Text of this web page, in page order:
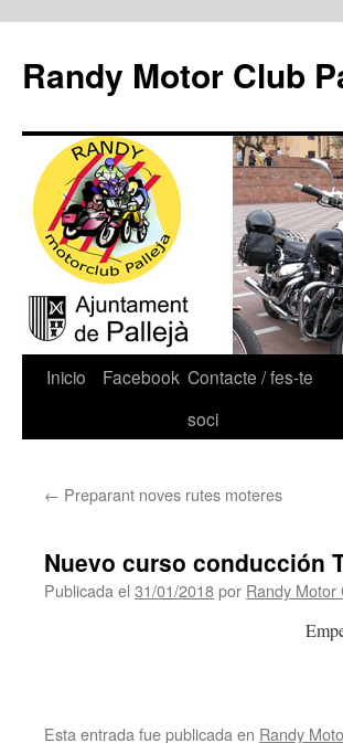
Randy Motor Club
Inicio Facebook Contacte / fes-te
soci
← Preparant noves rutes moteres
Nuevo curso conducción
Publicada el 31/01/2018por Randy Motor
Esta entrada fue publicada en Randy